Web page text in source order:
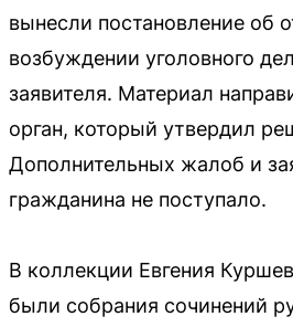
вынесли постановление об
возбуждении уголовного
заявителя. Материал
орган, который утвердил
Дополнительных жалоб и
гражданина не поступало.
В коллекции Евгения
были собрания сочинений